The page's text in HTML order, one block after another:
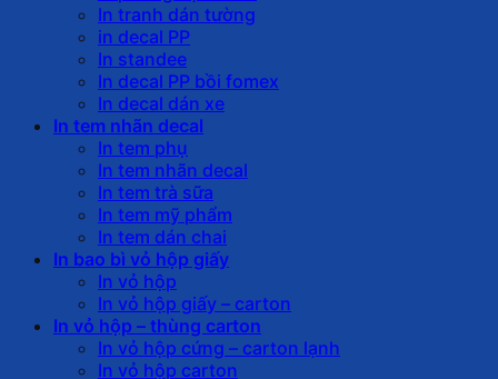
In tranh dán tường
in decal PP
In standee
In decal PP bồi fomex
In decal dán xe
In tem nhãn decal
In tem phụ
In tem nhãn decal
In tem trà sữa
In tem mỹ phẩm
In tem dán chai
In bao bì vỏ hộp giấy
In vỏ hộp
In vỏ hộp giấy – carton
In vỏ hộp – thùng carton
In vỏ hộp cứng – carton lạnh
In vỏ hộp carton